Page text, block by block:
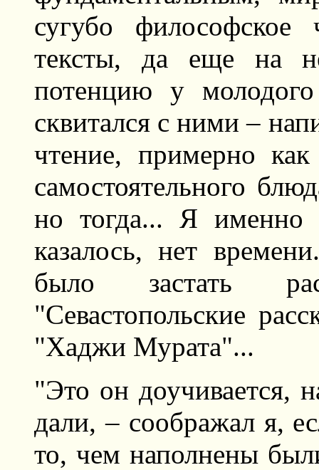
сугубо
тексты, да еще на
потенцию у
сквитался с ними –
чтение, примерно
самостоятельного
но тогда... Я именно
казалось, нет
было застать
"Севастопольские
"Хаджи Мурата"...
"Это он доучивается,
дали, – соображал я,
то, чем наполнены